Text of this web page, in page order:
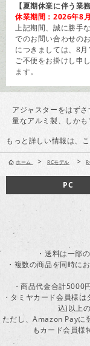
【夏期休業に伴う業
休業期間：2026年8
上記期間、誠に勝手
でのお問い合わせの
につきましては、8
ご不便をお掛けし申
ます。
アジャスターをはず
量なアルミ製、しかも
もっと詳しい情報は、
ホーム > RCモデル >
PC
・送料は一部
・複数の商品を同時に
・商品代金合計5000
・タミヤカード会員様
込)以上
ただし、Amazon Payに
もカード会員様